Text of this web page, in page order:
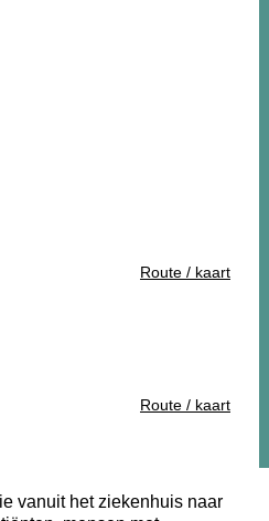
Route / kaart
Route / kaart
vanuit het ziekenhuis naar